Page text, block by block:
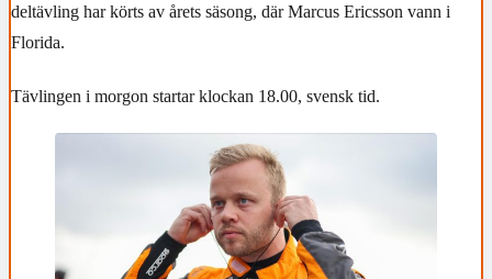
deltävling har körts av årets säsong, där Marcus Ericsson vann i
Florida.
Tävlingen i morgon startar klockan 18.00, svensk tid.